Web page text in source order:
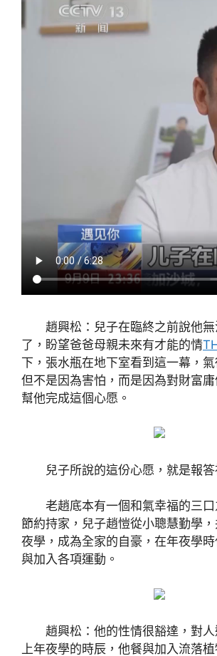
趙興松：兒子在臨終之前說他
了，盼望爸爸母親未來有才能的情
下，張水瓶在地下室看到這一幕，氣
但不是因為害怕，而是因為對財富庸
幫他完成這個心愿。
兒子所說的這份心愿，就是報答
老趙底本有一個和氣幸福的三
節約持家，兒子趙愷從小聰慧勤學
夜學，成為全家的自豪，在年夜學
與加入各項運動。
趙興松：他的性情很豁達，對
上年夜學的時辰，他餐與加入流落